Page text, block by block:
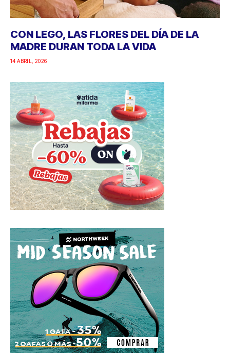
CON LEGO, LAS FLORES DEL DÍA DE LA
MADRE DURAN TODA LA VIDA
14 ABRIL, 2026